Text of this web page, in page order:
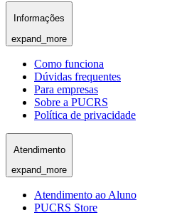
Informações
expand_more
Como funciona
Dúvidas frequentes
Para empresas
Sobre a PUCRS
Política de privacidade
Atendimento
expand_more
Atendimento ao Aluno
PUCRS Store